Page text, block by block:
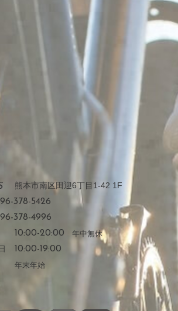
熊本市南区田迎6丁目1-42 1F
378-5426
378-4996
10:00-20:00 年中無休
10:00-19:00
年末年始